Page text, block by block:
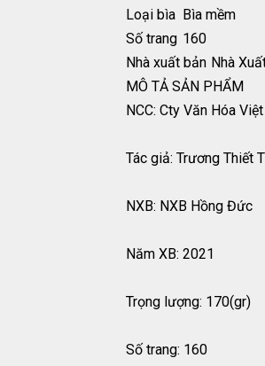
Loại bìa Bìa mềm
Số trang 160
Nhà xuất bản Nhà
MÔ TẢ SẢN PHẨM
NCC: Cty Văn Hóa
Tác giả: Trương Thiết
NXB: NXB Hồng Đức
Năm XB: 2021
Trọng lượng: 170(gr)
Số trang: 160